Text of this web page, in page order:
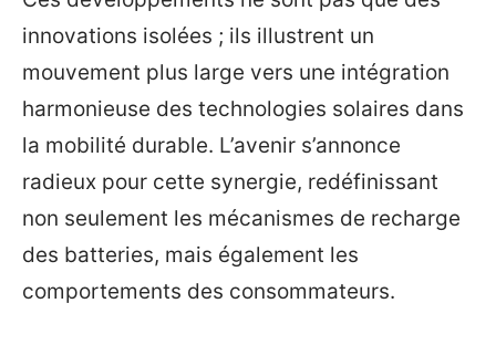
innovations isolées ; ils illustrent un
mouvement plus large vers une intégration
harmonieuse des technologies solaires dans
la mobilité durable. L’avenir s’annonce
radieux pour cette synergie, redéfinissant
non seulement les mécanismes de recharge
des batteries, mais également les
comportements des consommateurs.